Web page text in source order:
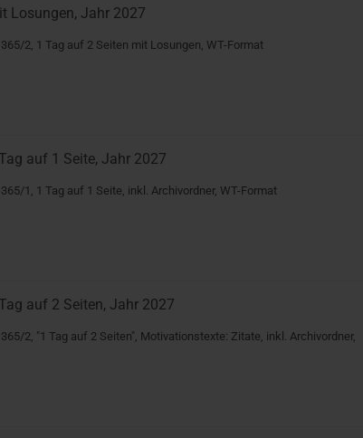
Losungen, Jahr 2027
2, 1 Tag auf 2 Seiten mit Losungen, WT-Format
auf 1 Seite, Jahr 2027
1, 1 Tag auf 1 Seite, inkl. Archivordner, WT-Format
auf 2 Seiten, Jahr 2027
2, "1 Tag auf 2 Seiten", Motivationstexte: Zitate, inkl. Archivordner,